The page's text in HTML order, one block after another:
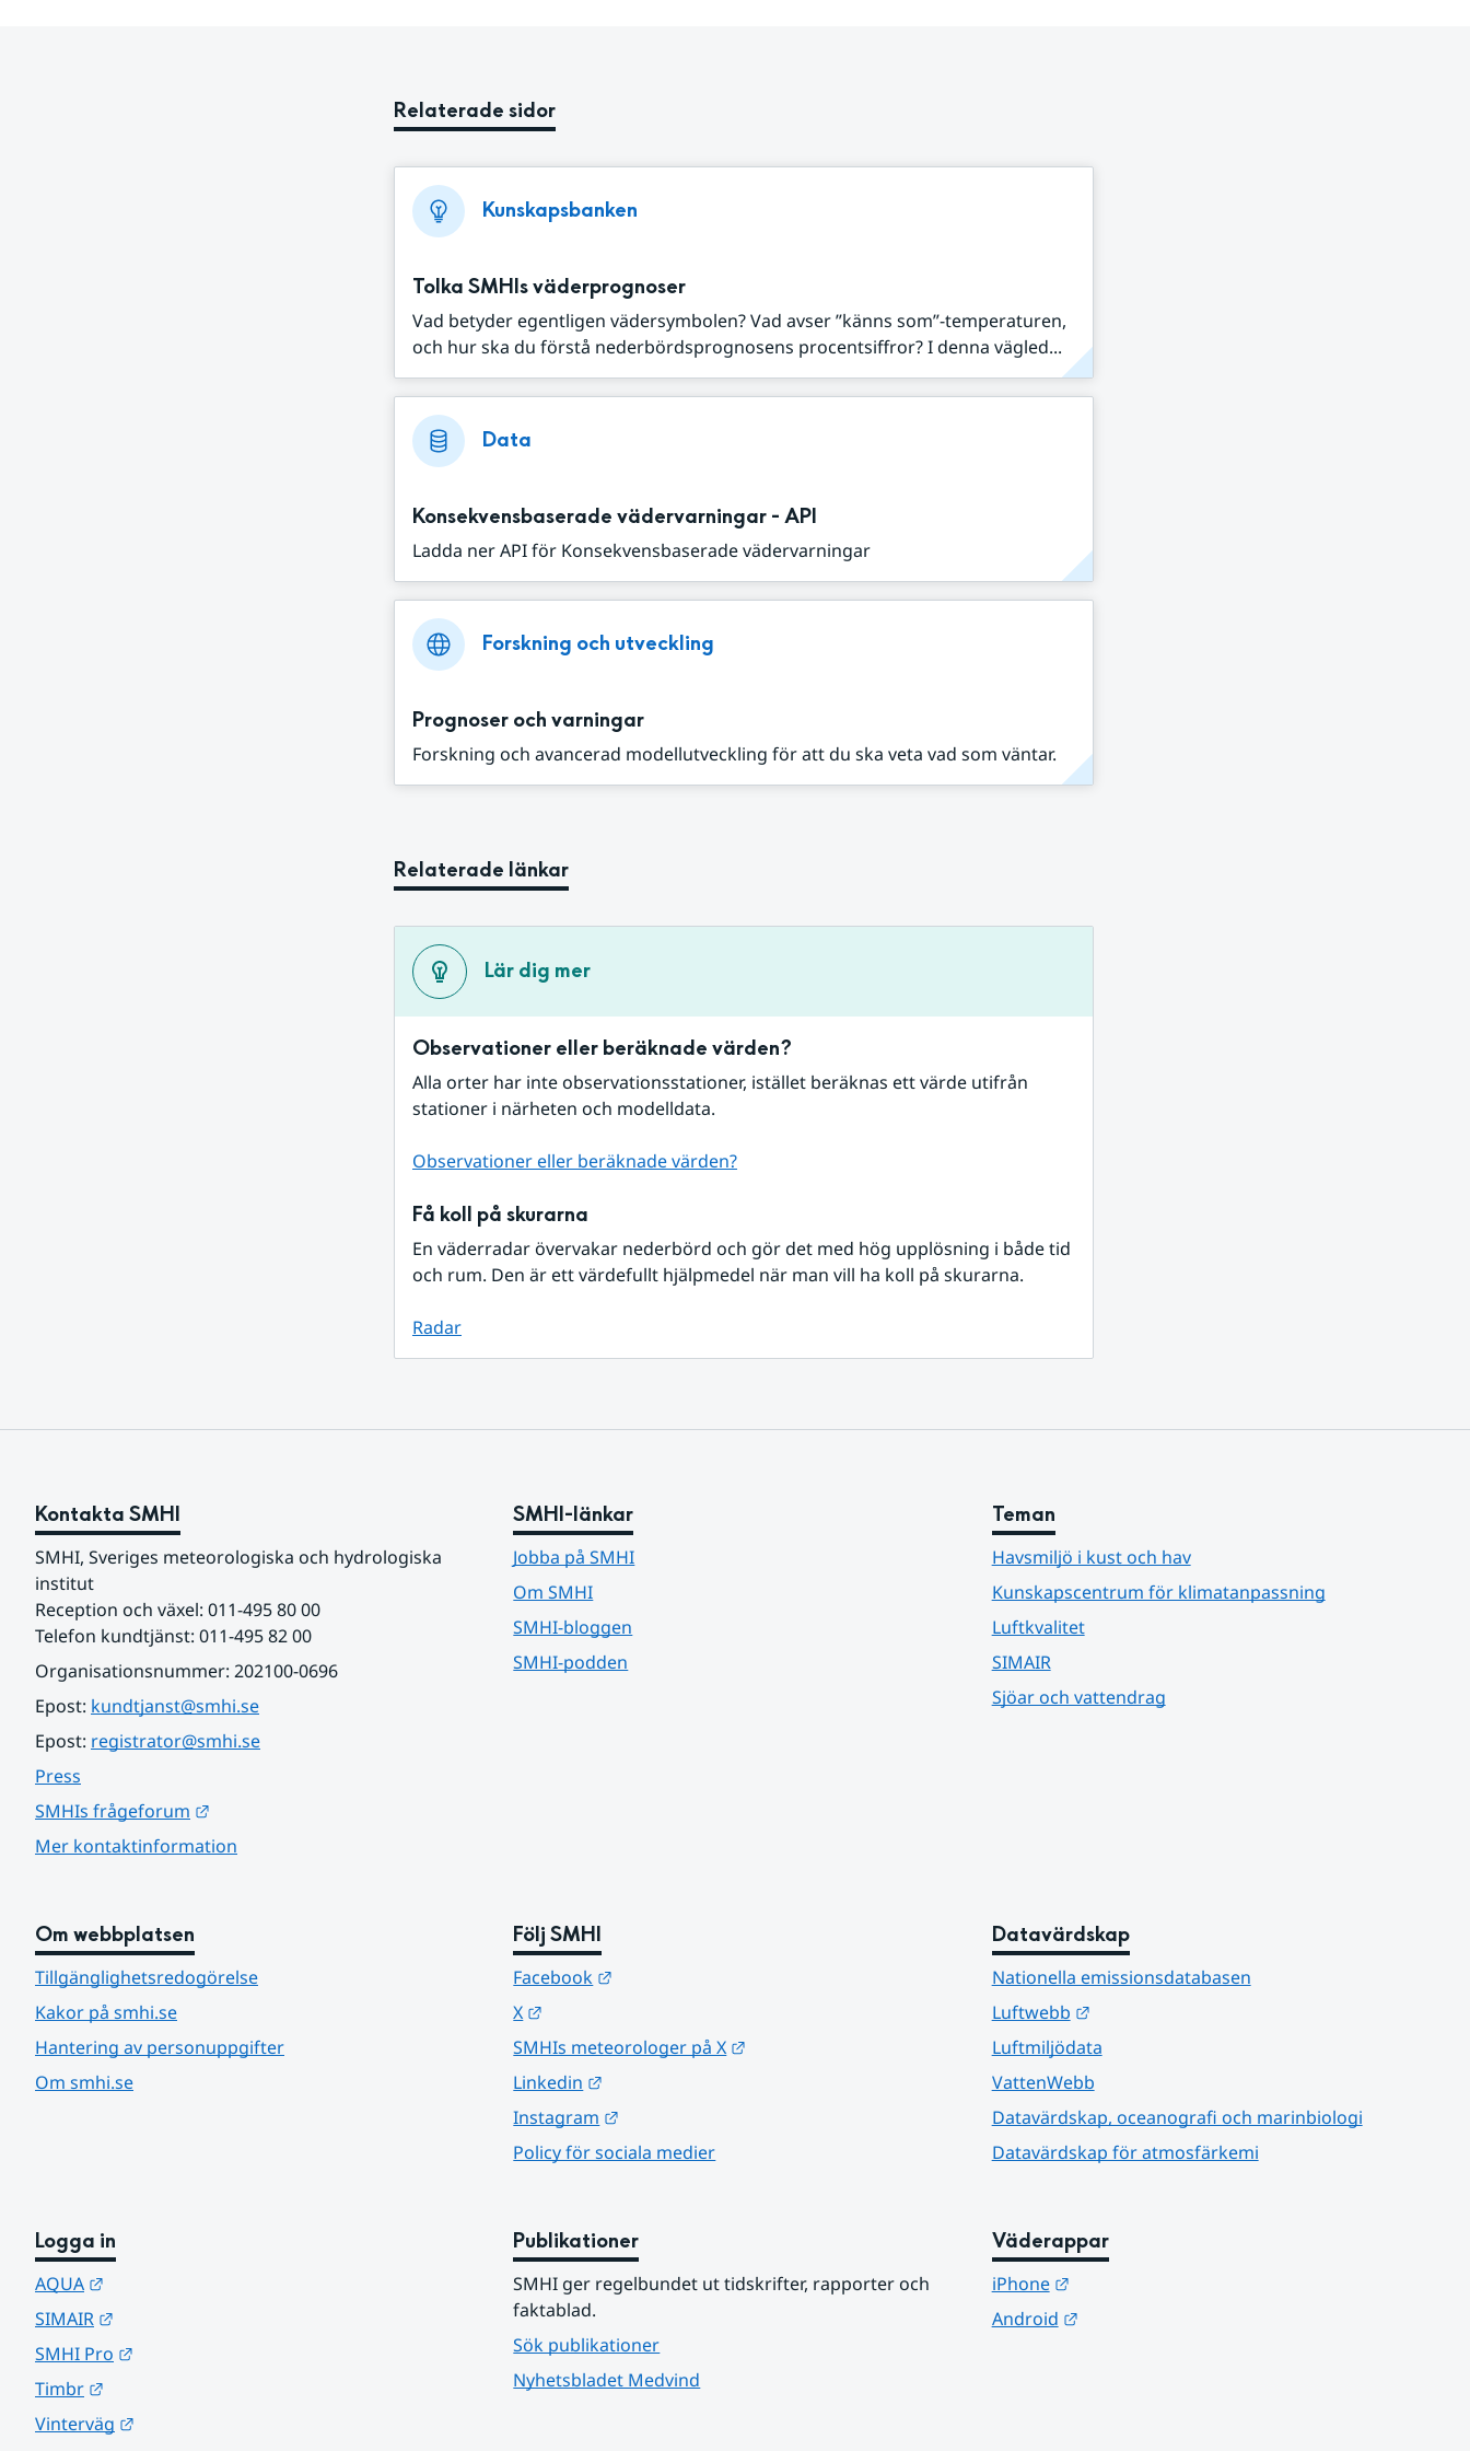
Relaterade sidor
Kunskapsbanken
Tolka SMHIs väderprognoser
Vad betyder egentligen vädersymbolen? Vad avser ”känns som”-temperaturen,
och hur ska du förstå nederbördsprognosens procentsiffror? I denna vägled...
Data
Konsekvensbaserade vädervarningar - API
Ladda ner API för Konsekvensbaserade vädervarningar
Forskning och utveckling
Prognoser och varningar
Forskning och avancerad modellutveckling för att du ska veta vad som väntar.
Relaterade länkar
Lär dig mer
Observationer eller beräknade värden?
Alla orter har inte observationsstationer, istället beräknas ett värde utifrån
stationer i närheten och modelldata.
Observationer eller beräknade värden?
Få koll på skurarna
En väderradar övervakar nederbörd och gör det med hög upplösning i både tid
och rum. Den är ett värdefullt hjälpmedel när man vill ha koll på skurarna.
Radar
Kontakta SMHI
SMHI, Sveriges meteorologiska och hydrologiska
institut
Reception och växel: 011-495 80 00
Telefon kundtjänst: 011-495 82 00
Organisationsnummer: 202100-0696
Epost: kundtjanst@smhi.se
Epost: registrator@smhi.se
Press
SMHIs frågeforum
Mer kontaktinformation
SMHI-länkar
Jobba på SMHI
Om SMHI
SMHI-bloggen
SMHI-podden
Teman
Havsmiljö i kust och hav
Kunskapscentrum för klimatanpassning
Luftkvalitet
SIMAIR
Sjöar och vattendrag
Om webbplatsen
Tillgänglighetsredogörelse
Kakor på smhi.se
Hantering av personuppgifter
Om smhi.se
Följ SMHI
Facebook
X
SMHIs meteorologer på X
Linkedin
Instagram
Policy för sociala medier
Datavärdskap
Nationella emissionsdatabasen
Luftwebb
Länk till annan webbplats.
Luftmiljödata
VattenWebb
Datavärdskap, oceanografi och marinbiologi
Datavärdskap för atmosfärkemi
Logga in
AQUA
SIMAIR
SMHI Pro
Timbr
Vinterväg
Publikationer
SMHI ger regelbundet ut tidskrifter, rapporter och
faktablad.
Sök publikationer
Nyhetsbladet Medvind
Väderappar
iPhone
Länk till annan webbplats.
Android
Länk till annan webbplats.